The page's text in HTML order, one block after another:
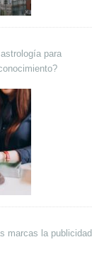
para
marcas la publicidad